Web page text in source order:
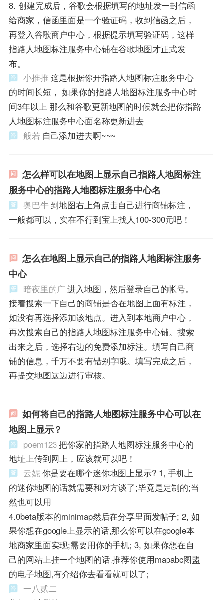
8. 创建完成后，谷歌会根据填写的地址发一封信函
给商家，信函里面是一个验证码，收到信函之后，
再登入谷歌商户中心，根据提示填写验证码，这样
指路人地图标注服务中心铺在谷歌地图才正式发
布。
小推推 这是根据你开指路人地图标注服务中心
的时间长短， 如果你的指路人地图标注服务中心时
间3年以上 那么和谷歌更新地图的时候就会把你指路
人地图标注服务中心面名称更新进去
般若 自己添加进去啊~~~
怎么样可以在地图上显示自己指路人地图标注
服务中心的指路人地图标注服务中心名
奥巴牛到地图右上角点击自己进行商铺标注，
一般都可以，实在不行到宝上找人100-300元吧！
怎么在地图上显示自己的指路人地图标注服务
中心
暗夜里的广 进入地图，然后登录自己的帐号。
接着搜索一下自己的商铺是否在地图上面有标注，
如没有再选择添加该地点。进入到本地商户中心，
再次搜索自己的指路人地图标注服务中心铺。搜索
出来之后，选择右边的免费添加标注。填写自己商
铺的信息，千万不要有错别字哦。填写完成之后，
再提交地图这边进行审核。
如何将自己的指路人地图标注服务中心可以在
地图上显示？
poem123把你家的指路人地图标注服务中心的
地址上传到网上，应该就可以吧！
云妮你是要在哪个迷你地图上显示? 1, 手机上
的迷你地图的话就需要和对方谈了;毕竟是定制的;当
然也可以用
4.0beta版本的minimap然后在分享里面发帖子; 2, 如
果你想在google上显示的话,那么你可以在google本
地商家里面实现;需要用你的手机; 3, 如果你想在自
己的网站上挂一个地图的话,推荐你使用mapabc图盟
的电子地图,有介绍你去看看就可以了;
一八贰二